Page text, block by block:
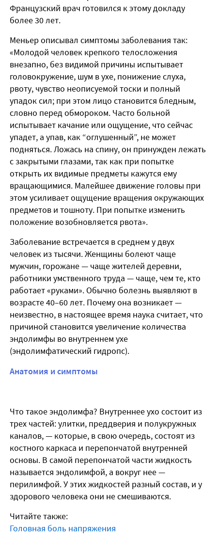
Французский врач готовился к этому докладу
более 30 лет.
Меньер описывал симптомы заболевания так:
«Молодой человек крепкого телосложения
внезапно, без видимой причины испытывает
головокружение, шум в ухе, понижение слуха,
рвоту, чувство неописуемой тоски и полный
упадок сил; при этом лицо становится бледным,
словно перед обмороком. Часто больной
испытывает качание или ощущение, что сейчас
упадет, а упав, как “оглушенный”, не может
подняться. Ложась на спину, он принужден лежать
с закрытыми глазами, так как при попытке
открыть их видимые предметы кажутся ему
вращающимися. Малейшее движение головы при
этом усиливает ощущение вращения окружающих
предметов и тошноту. При попытке изменить
положение возобновляется рвота».
Заболевание встречается в среднем у двух
человек из тысячи. Женщины болеют чаще
мужчин, горожане — чаще жителей деревни,
работники умственного труда — чаще, чем те, кто
работает «руками». Обычно болезнь выявляют в
возрасте 40–60 лет. Почему она возникает —
неизвестно, в настоящее время наука считает, что
причиной становится увеличение количества
эндолимфы во внутреннем ухе
(эндолимфатический гидропс).
Анатомия и симптомы
Что такое эндолимфа? Внутреннее ухо состоит из
трех частей: улитки, преддверия и полукружных
каналов, — которые, в свою очередь, состоят из
костного каркаса и перепончатой внутренней
основы. В самой перепончатой части жидкость
называется эндолимфой, а вокруг нее —
перилимфой. У этих жидкостей разный состав, и у
здорового человека они не смешиваются.
Читайте также:
Головная боль напряжения